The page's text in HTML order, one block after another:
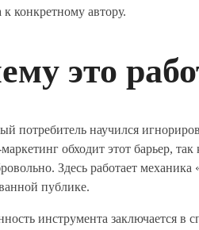
к конкретному автору.
это
потребитель научился
обходит этот барьер,
Здесь работает
публике.
инструмента заключается